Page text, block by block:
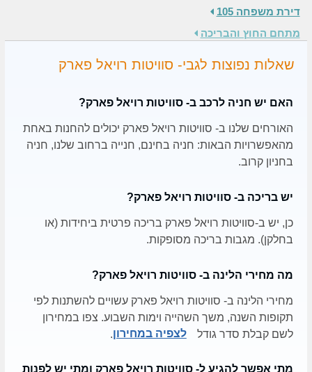
דירת משפחה 105
מתחם החוץ והבריכה
שאלות נפוצות לגבי- סוויטות רויאל פארק
האם יש חניה לרכב ב- סוויטות רויאל פארק?
האורחים שלנו ב- סוויטות רויאל פארק יכולים להחנות באחת
מהאפשרויות הבאות: חניה בחינם, חנייה ברחוב שלנו, חניה
בחניון קרוב.
יש בריכה ב- סוויטות רויאל פארק?
כן, יש ב-סוויטות רויאל פארק בריכה פרטית ביחידות (או
בחלקן). מגבות בריכה מסופקות.
מה מחירי הלינה ב- סוויטות רויאל פארק?
מחירי הלינה ב- סוויטות רויאל פארק עשויים להשתנות לפי
תקופות השנה, משך השהייה וימות השבוע. צפו במחירון
לשם קבלת סדר גודל
לצפיה במחירון.
מתי אפשר להגיע ל- סוויטות רויאל פארק ומתי יש לפנות